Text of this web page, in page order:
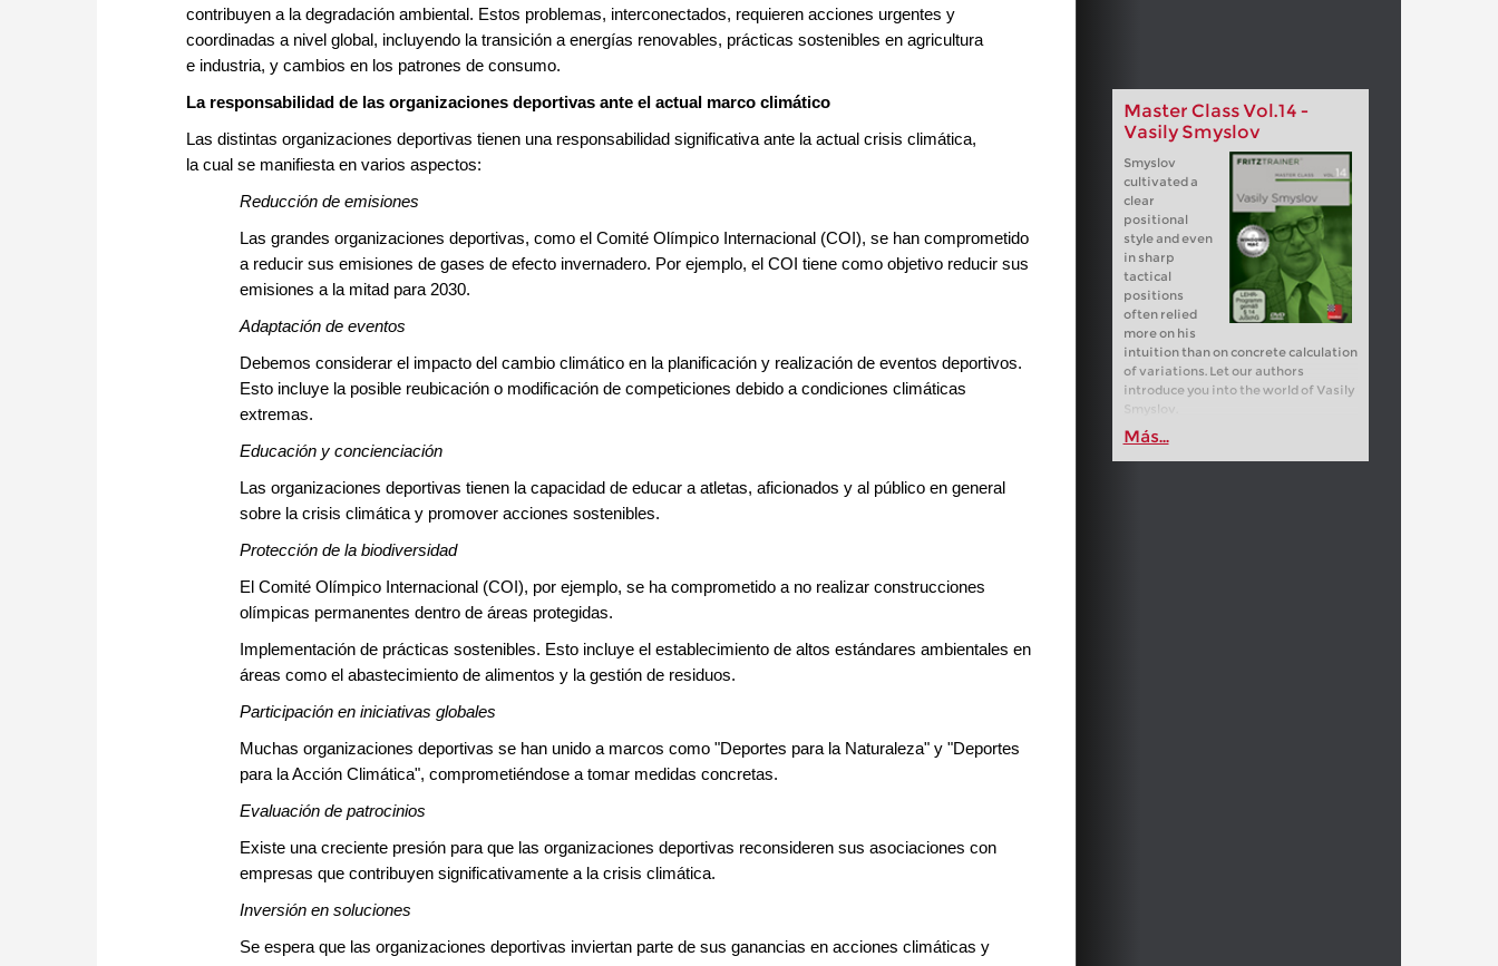
contribuyen a la degradación ambiental. Estos problemas, interconectados, requieren acciones urgentes y
coordinadas a nivel global, incluyendo la transición a energías renovables, prácticas sostenibles en agricultura
e industria, y cambios en los patrones de consumo.
Master Class Vol.14 -
Vasily Smyslov
Smyslov
cultivated a
clear
positional
style and even
in sharp
tactical
positions
often relied
more on his
intuition than on concrete calculation
of variations. Let our authors
introduce you into the world of Vasily
Smyslov.
Más...
La responsabilidad de las organizaciones deportivas ante el actual marco climático
Las distintas organizaciones deportivas tienen una responsabilidad significativa ante la actual crisis climática,
la cual se manifiesta en varios aspectos:
Reducción de emisiones
Las grandes organizaciones deportivas, como el Comité Olímpico Internacional (COI), se han comprometido
a reducir sus emisiones de gases de efecto invernadero. Por ejemplo, el COI tiene como objetivo reducir sus
emisiones a la mitad para 2030.
Adaptación de eventos
Debemos considerar el impacto del cambio climático en la planificación y realización de eventos deportivos.
Esto incluye la posible reubicación o modificación de competiciones debido a condiciones climáticas
extremas.
Educación y concienciación
Las organizaciones deportivas tienen la capacidad de educar a atletas, aficionados y al público en general
sobre la crisis climática y promover acciones sostenibles.
Protección de la biodiversidad
El Comité Olímpico Internacional (COI), por ejemplo, se ha comprometido a no realizar construcciones
olímpicas permanentes dentro de áreas protegidas.
Implementación de prácticas sostenibles. Esto incluye el establecimiento de altos estándares ambientales en
áreas como el abastecimiento de alimentos y la gestión de residuos.
Participación en iniciativas globales
Muchas organizaciones deportivas se han unido a marcos como "Deportes para la Naturaleza" y "Deportes
para la Acción Climática", comprometiéndose a tomar medidas concretas.
Evaluación de patrocinios
Existe una creciente presión para que las organizaciones deportivas reconsideren sus asociaciones con
empresas que contribuyen significativamente a la crisis climática.
Inversión en soluciones
Se espera que las organizaciones deportivas inviertan parte de sus ganancias en acciones climáticas y